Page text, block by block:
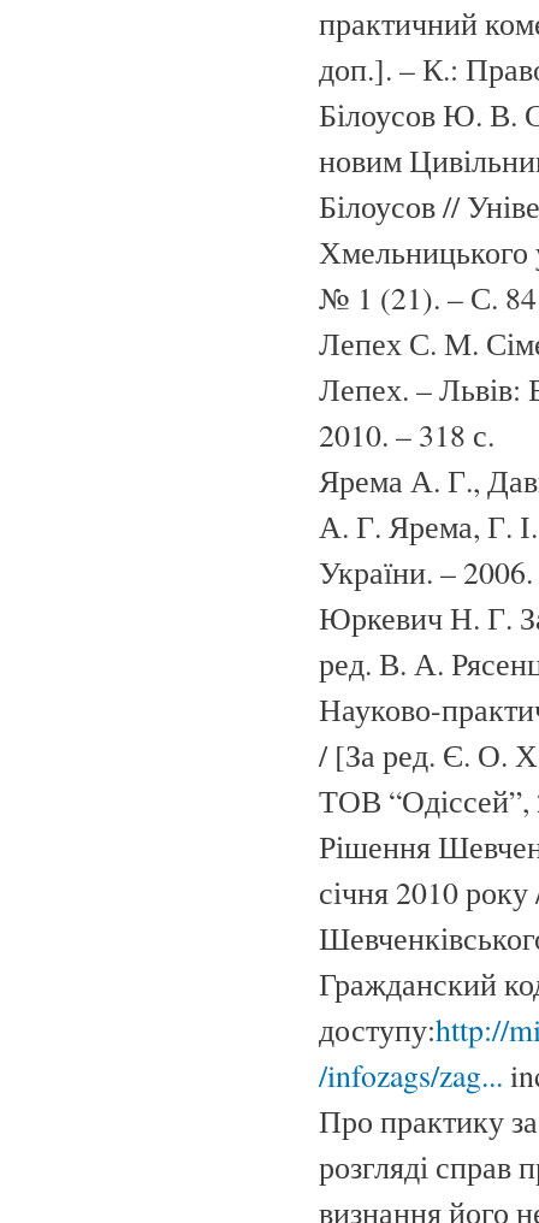
практичний
доп.]. – К.:
Білоусов Ю. В.
новим
Білоусов //
Хмельницького
№ 1 (21). – С.
Лепех С. М.
Лепех. – Львів:
2010. – 318 с.
Ярема А. Г.,
А. Г. Ярема, Г.
України. –
Юркевич Н. Г.
ред. В. А.
Науково-
/ [За ред. Є. О.
ТОВ “Одіссей”,
Рішення
січня 2010
Гражданский
доступу:http://
/infozags/zag...
Про практику
розгляді
визнання його